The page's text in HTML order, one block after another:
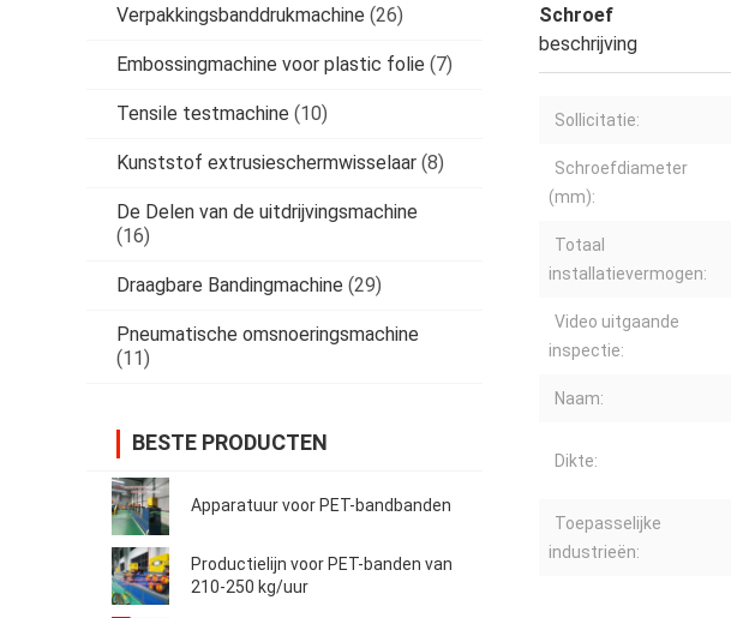
Verpakkingsbanddrukmachine (26)
Embossingmachine voor plastic folie (7)
Tensile testmachine (10)
Kunststof extrusieschermwisselaar (8)
De Delen van de uitdrijvingsmachine
(16)
Draagbare Bandingmachine (29)
Pneumatische omsnoeringsmachine
(11)
BESTE PRODUCTEN
Apparatuur voor PET-bandbanden
Productielijn voor PET-banden van
210-250 kg/uur
Schroef
beschrijving
Sollicitatie:
Schroefdiameter
(mm):
Totaal
installatievermogen:
Video uitgaande
inspectie:
Naam:
Dikte:
Toepasselijke
industrieën: